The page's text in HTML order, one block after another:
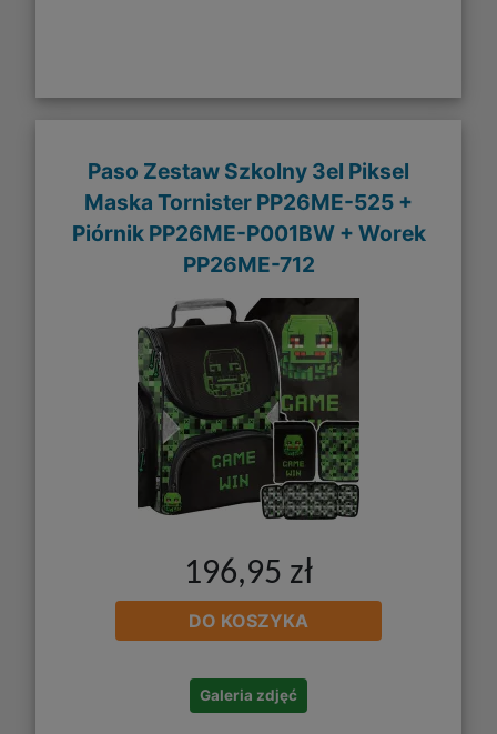
Paso Zestaw Szkolny 3el Piksel
Maska Tornister PP26ME-525 +
Piórnik PP26ME-P001BW + Worek
PP26ME-712
196,95 zł
DO KOSZYKA
Galeria zdjęć